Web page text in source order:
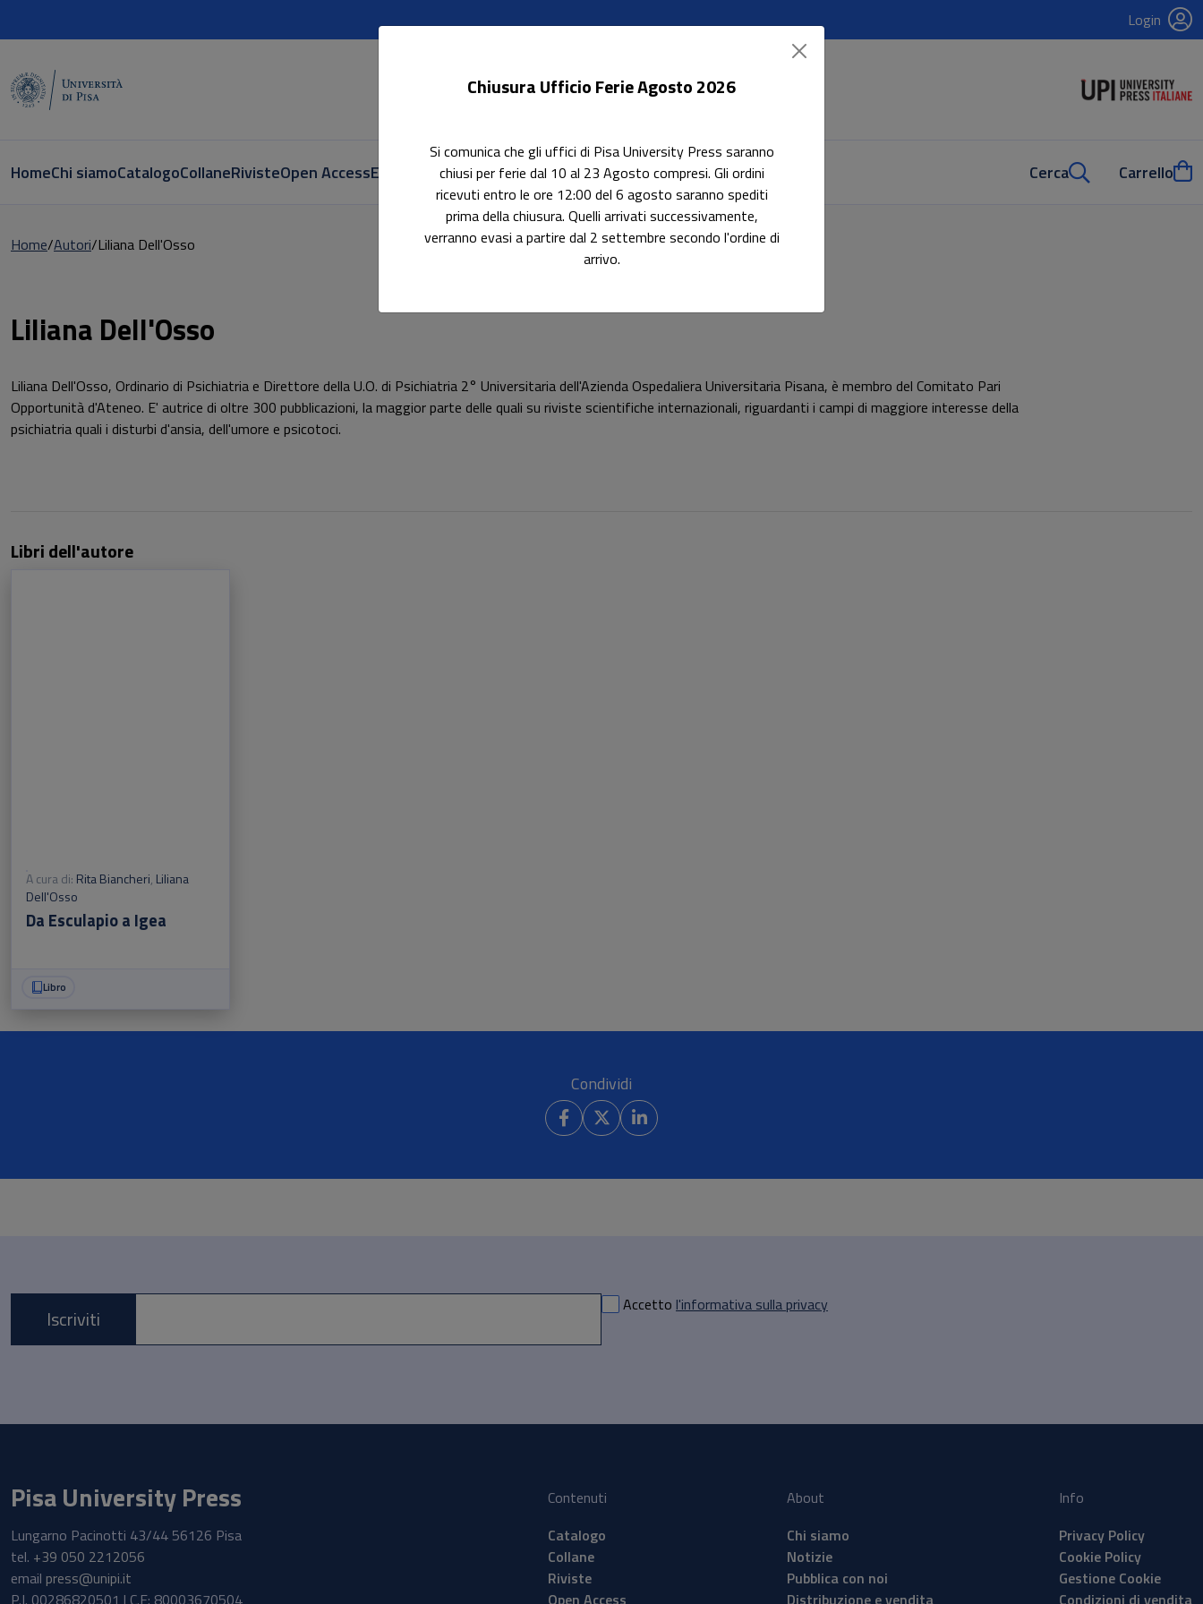
Login
HomeChi siamoCatalogoCollaneRivisteOpen AccessE-book AccessibiliIn evidenzaPubblica con noi Cerca Carrello
Home Autori Liliana Dell'Osso
Liliana Dell'Osso
Liliana Dell'Osso, Ordinario di Psichiatria e Direttore della U.O. di Psichiatria 2° Universitaria dell'Azienda Ospedaliera Universitaria Pisana, è membro del Comitato Pari
Opportunità d'Ateneo. E' autrice di oltre 300 pubblicazioni, la maggior parte delle quali su riviste scientifiche internazionali, riguardanti i campi di maggiore interesse della
psichiatria quali i disturbi d'ansia, dell'umore e psicotoci.
Libri dell'autore
A cura di: Rita Biancheri, Liliana
Dell'Osso
Da Esculapio a Igea
Libro
Condividi
E-mail *
Accetto l'informativa sulla privacy
Iscriviti
Pisa University Press
Lungarno Pacinotti 43/44 56126 Pisa
tel. +39 050 2212056
email press@unipi.it
P.I. 00286820501 | C.F: 80003670504
Contenuti
Catalogo
Collane
Riviste
Open Access
About
Chi siamo
Notizie
Pubblica con noi
Distribuzione e vendita
Info
Privacy Policy
Cookie Policy
Gestione Cookie
Condizioni di vendita
Chiusura Ufficio Ferie Agosto 2026
Si comunica che gli uffici di Pisa University Press saranno
chiusi per ferie dal 10 al 23 Agosto compresi. Gli ordini
ricevuti entro le ore 12:00 del 6 agosto saranno spediti
prima della chiusura. Quelli arrivati successivamente,
verranno evasi a partire dal 2 settembre secondo l'ordine di
arrivo.